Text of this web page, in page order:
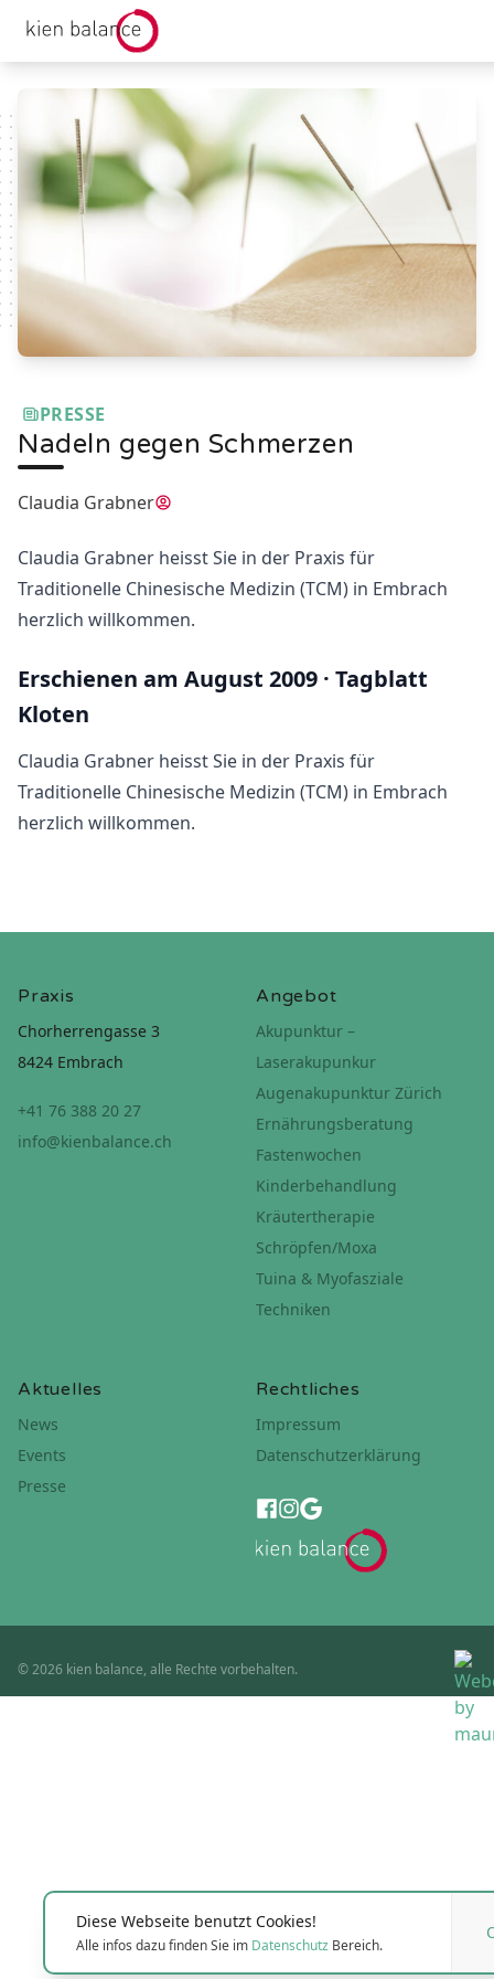
kienbalance Logo
PRESSE
Nadeln gegen Schmerzen
Claudia Grabner
Claudia Grabner heisst Sie in der Praxis für
Traditionelle Chinesische Medizin (TCM) in Embrach
herzlich willkommen.
Erschienen am August 2009 · Tagblatt
Kloten
Claudia Grabner heisst Sie in der Praxis für
Traditionelle Chinesische Medizin (TCM) in Embrach
herzlich willkommen.
Rechtliches
Impressum
Datenschutzerklärung
Praxis
Chorherrengasse 3
8424 Embrach
+41 76 388 20 27
info@kienbalance.ch
Angebot
Akupunktur –
Laserakupunkur
Augenakupunktur Zürich
Ernährungsberatung
Fastenwochen
Kinderbehandlung
Kräutertherapie
Schröpfen/Moxa
Tuina & Myofasziale
Techniken
Aktuelles
News
Events
Presse
© 2026 kien balance, alle Rechte vorbehalten.
Diese Webseite benutzt Cookies!
Alle infos dazu finden Sie im Datenschutz Bereich.